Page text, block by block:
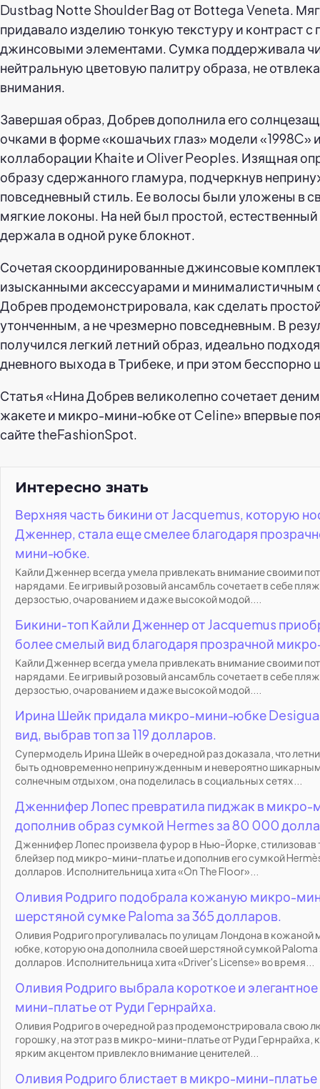
Dustbag Notte Shoulder Bag от Bottega Veneta.
придавало изделию тонкую текстуру и контраст
джинсовыми элементами. Сумка поддерживала
нейтральную цветовую палитру образа, не
внимания.
Завершая образ, Добрев дополнила его
очками в форме «кошачьих глаз» модели «1998C»
коллаборации Khaite и Oliver Peoples. Изящная
образу сдержанного гламура, подчеркнув
повседневный стиль. Ее волосы были уложены в
мягкие локоны. На ней был простой,
держала в одной руке блокнот.
Сочетая скоординированные джинсовые
изысканными аксессуарами и минималистичным
Добрев продемонстрировала, как сделать
утонченным, а не чрезмерно повседневным. В
получился легкий летний образ, идеально
дневного выхода в Трибеке, и при этом
Статья «Нина Добрев великолепно сочетает
жакете и микро-мини-юбке от Celine» впервые
сайте theFashionSpot.
Интересно знать
Верхняя часть бикини от Jacquemus, которую
Дженнер, стала еще смелее благодаря
мини-юбке.
Кайли Дженнер всегда умела привлекать внимание своими
нарядами. Ее игривый розовый ансамбль сочетает в себе
дерзостью, очарованием и даже высокой модой....
Бикини-топ Кайли Дженнер от Jacquemus
более смелый вид благодаря прозрачной
Кайли Дженнер всегда умела привлекать внимание своими
нарядами. Ее игривый розовый ансамбль сочетает в себе
дерзостью, очарованием и даже высокой модой....
Ирина Шейк придала микро-мини-юбке
вид, выбрав топ за 119 долларов.
Супермодель Ирина Шейк в очередной раз доказала, что
быть одновременно непринужденным и невероятно
солнечным отдыхом, она поделилась в социальных сетях...
Дженнифер Лопес превратила пиджак в микро-
дополнив образ сумкой Hermes за 80 000
Дженнифер Лопес произвела фурор в Нью-Йорке, стилизовав
блейзер под микро-мини-платье и дополнив его сумкой
долларов. Исполнительница хита «On The Floor»...
Оливия Родриго подобрала кожаную микро-
шерстяной сумке Paloma за 365 долларов.
Оливия Родриго прогуливалась по улицам Лондона в
юбке, которую она дополнила своей шерстяной сумкой Paloma
долларов. Исполнительница хита «Driver's License» во время...
Оливия Родриго выбрала короткое и
мини-платье от Руди Гернрайха.
Оливия Родриго в очередной раз продемонстрировала свою
горошку, на этот раз в микро-мини-платье от Руди Гернрайха,
ярким акцентом привлекло внимание ценителей...
Оливия Родриго блистает в микро-мини-платье